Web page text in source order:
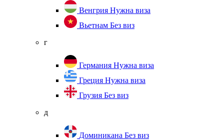
Венгрия Нужна виза
Вьетнам Без виз
г
Германия Нужна виза
Греция Нужна виза
Грузия Без виз
д
Доминикана Без виз